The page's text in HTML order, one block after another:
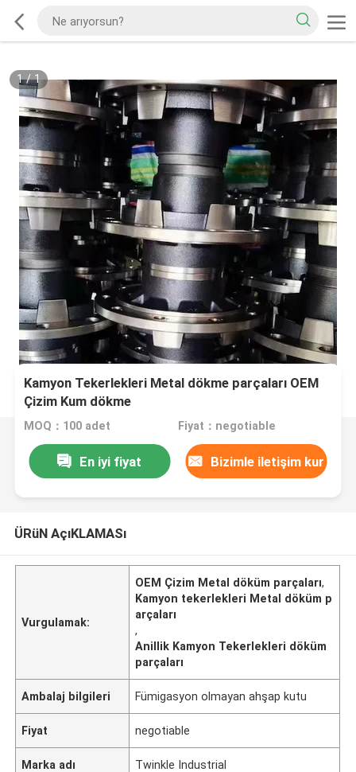
1/1
Kamyon Tekerlekleri Metal dökme parçaları OEM
Çizim Kum dökme
MOQ：100 adet Fiyat：negotiable
En iyi fiyat Bizimle iletişim kur
ÜRüN AçıKLAMASı
Vurgulamak:
OEM Çizim Metal döküm parçaları,
Kamyon tekerlekleri Metal döküm p
arçaları
,
Anillik Kamyon Tekerlekleri döküm
parçaları
Ambalaj bilgileri Fümigasyon olmayan ahşap kutu
Fiyat negotiable
Marka adı Twinkle Industrial